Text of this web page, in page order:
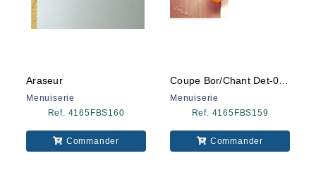
Araseur
Menuiserie
Ref. 4165FBS160
Commander
Coupe Bor/chant Det-002 Cmt
Menuiserie
Ref. 4165FBS159
Commander